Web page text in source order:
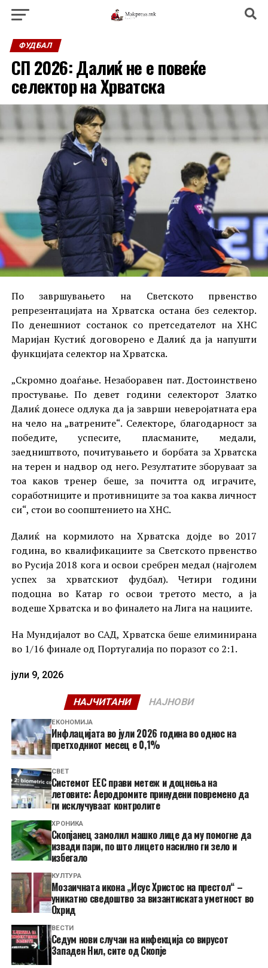
ФУДБАЛ
СП 2026: Далиќ не е повеќе
селектор на Хрватска
По завршувањето на Светското првенство
репрезентацијата на Хрватска остана без селектор.
По денешниот состанок со претседателот на ХНС
Маријан Кустиќ договорено е Далиќ да ја напушти
функцијата селектор на Хрватска.
„Скромно доаѓање. Незаборавен пат. Достоинствено
простување. По девет години селекторот Златко
Далиќ донесе одлука да ја заврши неверојатната ера
на чело на „ватрените“. Селекторе, благодарност за
победите, успесите, пласманите, медали,
заедништвото, почитувањето и борбата за Хрватска
на терен и надвор од него. Резултатите зборуваат за
тоа каков тренер беше, за почитта од играчите,
соработниците и противниците за тоа каква личност
си“, стои во соопштението на ХНС.
Далиќ на кормилото на Хрватска дојде во 2017
година, во квалификациите за Светското првенство
во Русија 2018 кога и освои сребрен медал (најголем
успех за хрватскиот фудбал). Четири години
подоцна во Катар го освои третото место, а ја
водеше Хрватска и во финалето на Лига на нациите.
На Мундијалот во САД, Хрватска беше елиминирана
во 1/16 финале од Португалија по поразот со 2:1.
јули 9, 2026
НАЈЧИТАНИ НАЈНОВИ
ЕКОНОМИЈА
Инфлацијата во јули 2026 година во однос на
претходниот месец е 0,1%
СВЕТ
Системот ЕЕС прави метеж и доцнења на
летовите: Аеродромите принудени повремено да
ги исклучуваат контролите
ХРОНИКА
Скопјанец замолил машко лице да му помогне да
извади пари, по што лицето насилно ги зело и
избегало
КУЛТУРА
Мозаичната икона „Исус Христос на престол“ –
уникатно сведоштво за византиската уметност во
Охрид
ВЕСТИ
Седум нови случаи на инфекција со вирусот
Западен Нил, сите од Скопје